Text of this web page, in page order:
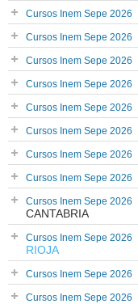
Cursos Inem Sepe 2026
Cursos Inem Sepe 2026
Cursos Inem Sepe 2026
Cursos Inem Sepe 2026
Cursos Inem Sepe 2026
Cursos Inem Sepe 2026
Cursos Inem Sepe 2026
Cursos Inem Sepe 2026
Cursos Inem Sepe 2026
CANTABRIA
Cursos Inem Sepe 2026
RIOJA
Cursos Inem Sepe 2026
Cursos Inem Sepe 2026